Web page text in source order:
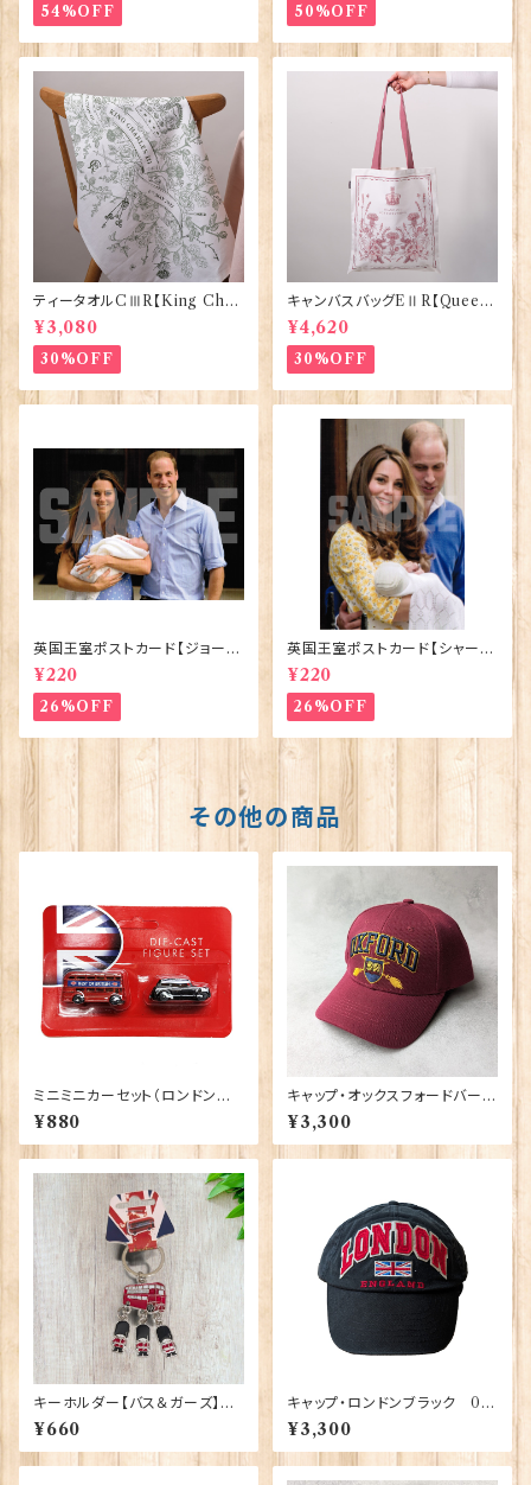
54%OFF 50%OFF
ティータオルCⅢR【King Char
lesⅢ Coronation】Victoria
Eggs 50129
¥3,080
30%OFF
キャンバスバッグEⅡR【Queen
ElizabethⅡ Commemorativ
e】Victoria Eggs 90332
¥4,620
30%OFF
英国王室ポストカード【ジョージ
王子ご誕生】Pageantry Post
card 90183-JEF100
¥220
26%OFF
英国王室ポストカード【シャーロ
ット王女2】Pageantry Postca
rd 90183-JEF202
¥220
26%OFF
その他の商品
ミニミニカーセット（ロンドンバ
ス＆ブラックキャブ） Elgate Pr
oducts 90322
¥880
キャップ・オックスフォードバーガ
ンディ 00189
¥3,300
キーホルダー【バス＆ガーズ】A&
S Gift 90425
¥660
キャップ・ロンドンブラック 00
195
¥3,300